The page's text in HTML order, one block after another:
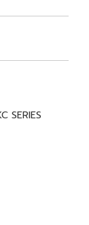
SERIES